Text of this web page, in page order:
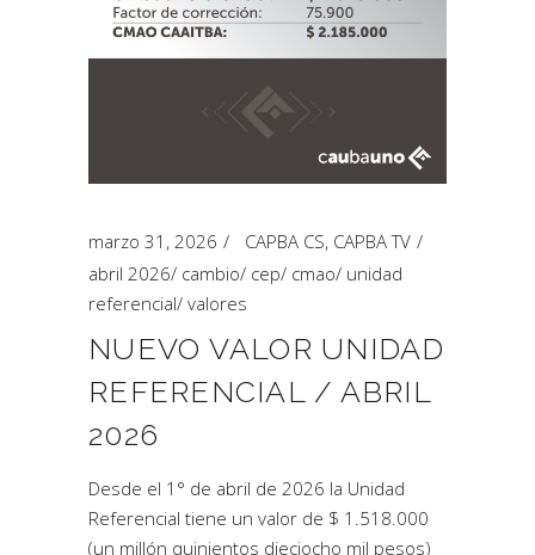
marzo 31, 2026 CAPBA CS, CAPBA TV
abril 2026/ cambio/ cep/ cmao/ unidad
referencial/ valores
NUEVO VALOR UNIDAD
REFERENCIAL / ABRIL
2026
Desde el 1° de abril de 2026 la Unidad
Referencial tiene un valor de $ 1.518.000
(un millón quinientos dieciocho mil pesos)